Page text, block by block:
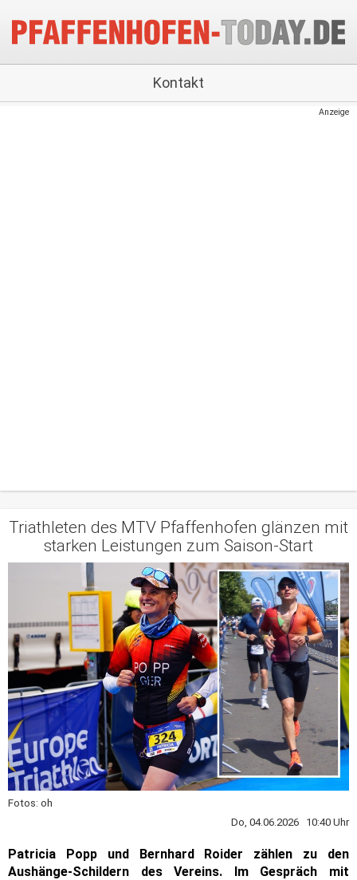
Kontakt
Anzeige
Triathleten des MTV Pfaffenhofen glänzen mit
starken Leistungen zum Saison-Start
Fotos: oh
Do, 04.06.2026 10:40 Uhr
Patricia Popp und Bernhard Roider zählen zu den
Aushänge-Schildern des Vereins. Im Gespräch mit